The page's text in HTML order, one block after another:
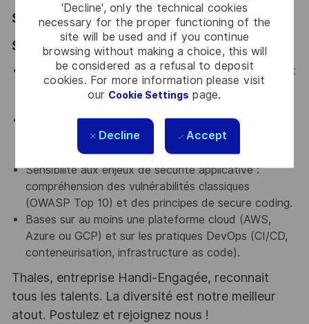
'Decline', only the technical cookies
necessary for the proper functioning of the
site will be used and if you continue
browsing without making a choice, this will
be considered as a refusal to deposit
cookies. For more information please visit
our Cookie Settings page.
Decline Accept
Skills
Socle technique attendu
Bonnes bases en développement logiciel, idéalement
en Python, avec le souci de produire du code
Curiosité et premières manipulations sur les
architectures IA modernes : LLM, RAG, frameworks
d'agents, intégrations via API.
Sensibilité aux enjeux de sécurité applicative :
compréhension des vulnérabilités classiques
(OWASP Top 10) et des principes de secure coding.
Bases sur au moins une plateforme cloud (AWS,
Azure ou GCP) et sur les pratiques DevOps (CI/CD,
conteneurisation, infrastructure as code).
Thales, entreprise Handi-Engagée, reconnait
tous les talents. La diversité est notre meilleur
atout. Postulez et rejoignez nous !